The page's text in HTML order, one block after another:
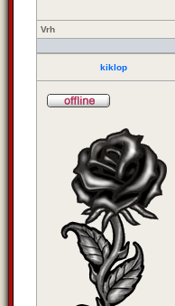
Vrh
kiklop